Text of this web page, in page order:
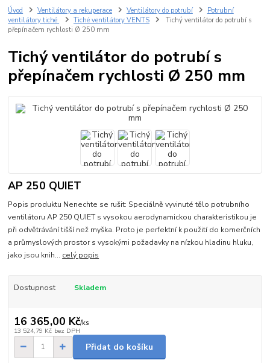
Úvod Ventilátory a rekuperace Ventilátory do potrubí
Potrubní
ventilátory tiché
Tiché ventilátory VENTS
Tichý ventilátor do potrubí s
přepínačem rychlosti Ø 250 mm
Tichý ventilátor do potrubí s
přepínačem rychlosti Ø 250 mm
AP 250 QUIET
Popis produktu Nenechte se rušit: Speciálně vyvinuté tělo potrubního
ventilátoru AP 250 QUIET s vysokou aerodynamickou charakteristikou je
při odvětrávání tišší než myška. Proto je perfektní k použití do komerčních
a průmyslových prostor s vysokými požadavky na nízkou hladinu hluku,
jako jsou knih... celý popis
Dostupnost Skladem
16 365,00 Kč/ks
13 524,79 Kč bez DPH
Přidat do košíku